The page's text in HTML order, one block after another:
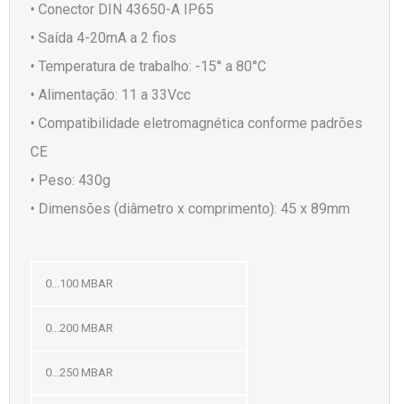
• Conector DIN 43650-A IP65
• Saída 4-20mA a 2 fios
• Temperatura de trabalho: -15° a 80°C
• Alimentação: 11 a 33Vcc
• Compatibilidade eletromagnética conforme padrões
CE
• Peso: 430g
• Dimensões (diâmetro x comprimento): 45 x 89mm
0...100 MBAR
0...200 MBAR
0...250 MBAR